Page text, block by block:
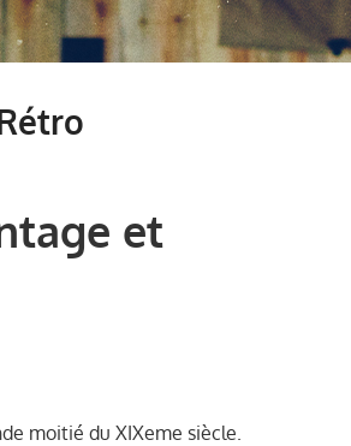
et
moitié du XIXeme siècle.